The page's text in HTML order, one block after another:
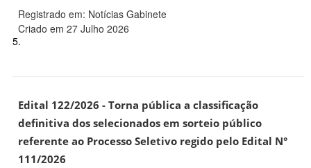
Registrado em: Notícias Gabinete
Criado em 27 Julho 2026
5.
Edital 122/2026 - Torna pública a classificação
definitiva dos selecionados em sorteio público
referente ao Processo Seletivo regido pelo Edital N°
111/2026